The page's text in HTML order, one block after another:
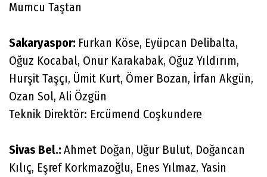
Mumcu Taştan
Sakaryaspor: Furkan Köse, Eyüpcan Delibalta,
Oğuz Kocabal, Onur Karakabak, Oğuz Yıldırım,
Hurşit Taşçı, Ümit Kurt, Ömer Bozan, İrfan Akgün,
Ozan Sol, Ali Özgün
Teknik Direktör: Ercümend Coşkundere
Sivas Bel.:Ahmet Doğan, Uğur Bulut, Doğancan
Kılıç, Eşref Korkmazoğlu, Enes Yılmaz, Yasin